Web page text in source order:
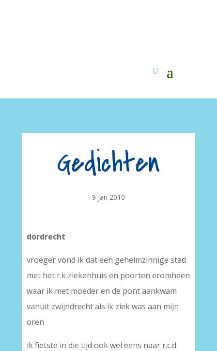
Gedichten
9 jan 2010
dordrecht
vroeger vond ik dat een geheimzinnige stad
met het r.k ziekenhuis en poorten eromheen
waar ik met moeder en de pont aankwam
vanuit zwijndrecht als ik ziek was aan mijn
oren
ik fietste in die tijd ook wel eens naar r.c.d